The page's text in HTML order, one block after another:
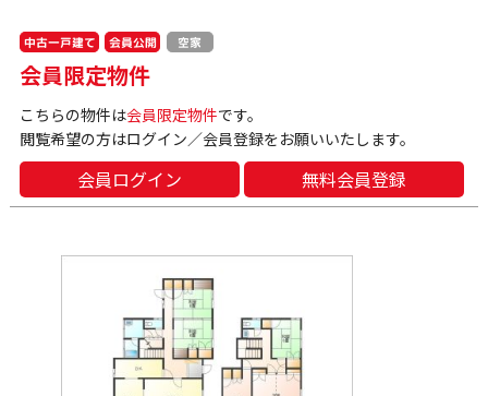
中古一戸建て 会員公開 空家
会員限定物件
こちらの物件は会員限定物件です。
閲覧希望の方はログイン／会員登録をお願いいたします。
会員ログイン 無料会員登録